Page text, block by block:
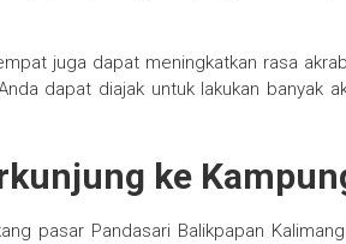
juga dapat meningkatkan rasa
dapat diajak untuk lakukan banyak
ke
pasar Pandasari Balikpapan